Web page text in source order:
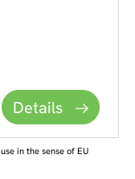
Details
in the sense of EU